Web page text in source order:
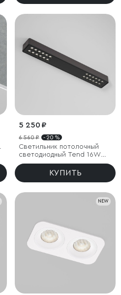
5 250 ₽
6 560 ₽ - 20 %
Светильник потолочный
светодиодный Tend 16W
4000K черный
КУПИТЬ
NEW